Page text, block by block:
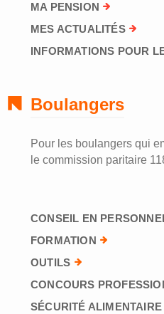
MA PENSION
MES ACTUALITÉS
INFORMATIONS POUR
Boulangers
Pour les boulangers qui
le commission paritaire
CONSEIL EN
FORMATION
OUTILS
CONCOURS
SÉCURITÉ